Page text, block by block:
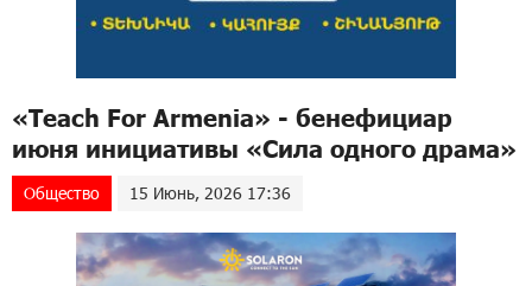
«Teach For Armenia» - бенефициар
июня инициативы «Сила одного драма»
Общество 15 Июнь, 2026 17:36